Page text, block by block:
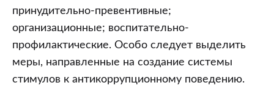
принудительно-превентивные;
организационные; воспитательно-
профилактические. Особо следует выделить
меры, направленные на создание системы
стимулов к антикоррупционному поведению.